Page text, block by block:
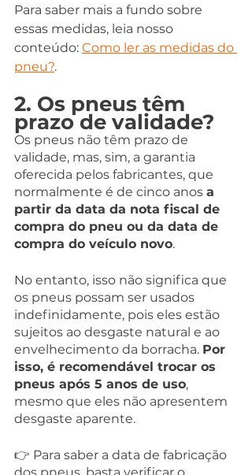
Para saber mais a fundo sobre
essas medidas, leia nosso
conteúdo: Como ler as medidas do
pneu?.
2. Os pneus têm
prazo de validade?
Os pneus não têm prazo de
validade, mas, sim, a garantia
oferecida pelos fabricantes, que
normalmente é de cinco anos a
partir da data da nota fiscal de
compra do pneu ou da data de
compra do veículo novo.
No entanto, isso não significa que
os pneus possam ser usados
indefinidamente, pois eles estão
sujeitos ao desgaste natural e ao
envelhecimento da borracha. Por
isso, é recomendável trocar os
pneus após 5 anos de uso,
mesmo que eles não apresentem
desgaste aparente.
👉 Para saber a data de fabricação